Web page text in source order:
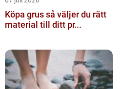
Köpa grus så väljer du rätt
material till ditt pr...